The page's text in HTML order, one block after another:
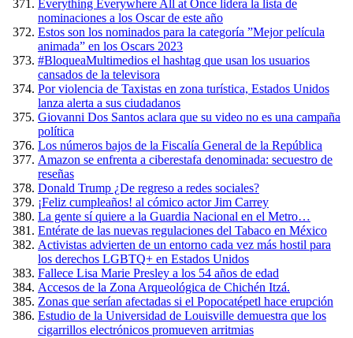
Everything Everywhere All at Once lidera la lista de
nominaciones a los Oscar de este año
Estos son los nominados para la categoría ”Mejor película
animada” en los Oscars 2023
#BloqueaMultimedios el hashtag que usan los usuarios
cansados de la televisora
Por violencia de Taxistas en zona turística, Estados Unidos
lanza alerta a sus ciudadanos
Giovanni Dos Santos aclara que su video no es una campaña
política
Los números bajos de la Fiscalía General de la República
Amazon se enfrenta a ciberestafa denominada: secuestro de
reseñas
Donald Trump ¿De regreso a redes sociales?
¡Feliz cumpleaños! al cómico actor Jim Carrey
La gente sí quiere a la Guardia Nacional en el Metro…
Entérate de las nuevas regulaciones del Tabaco en México
Activistas advierten de un entorno cada vez más hostil para
los derechos LGBTQ+ en Estados Unidos
Fallece Lisa Marie Presley a los 54 años de edad
Accesos de la Zona Arqueológica de Chichén Itzá.
Zonas que serían afectadas si el Popocatépetl hace erupción
Estudio de la Universidad de Louisville demuestra que los
cigarrillos electrónicos promueven arritmias